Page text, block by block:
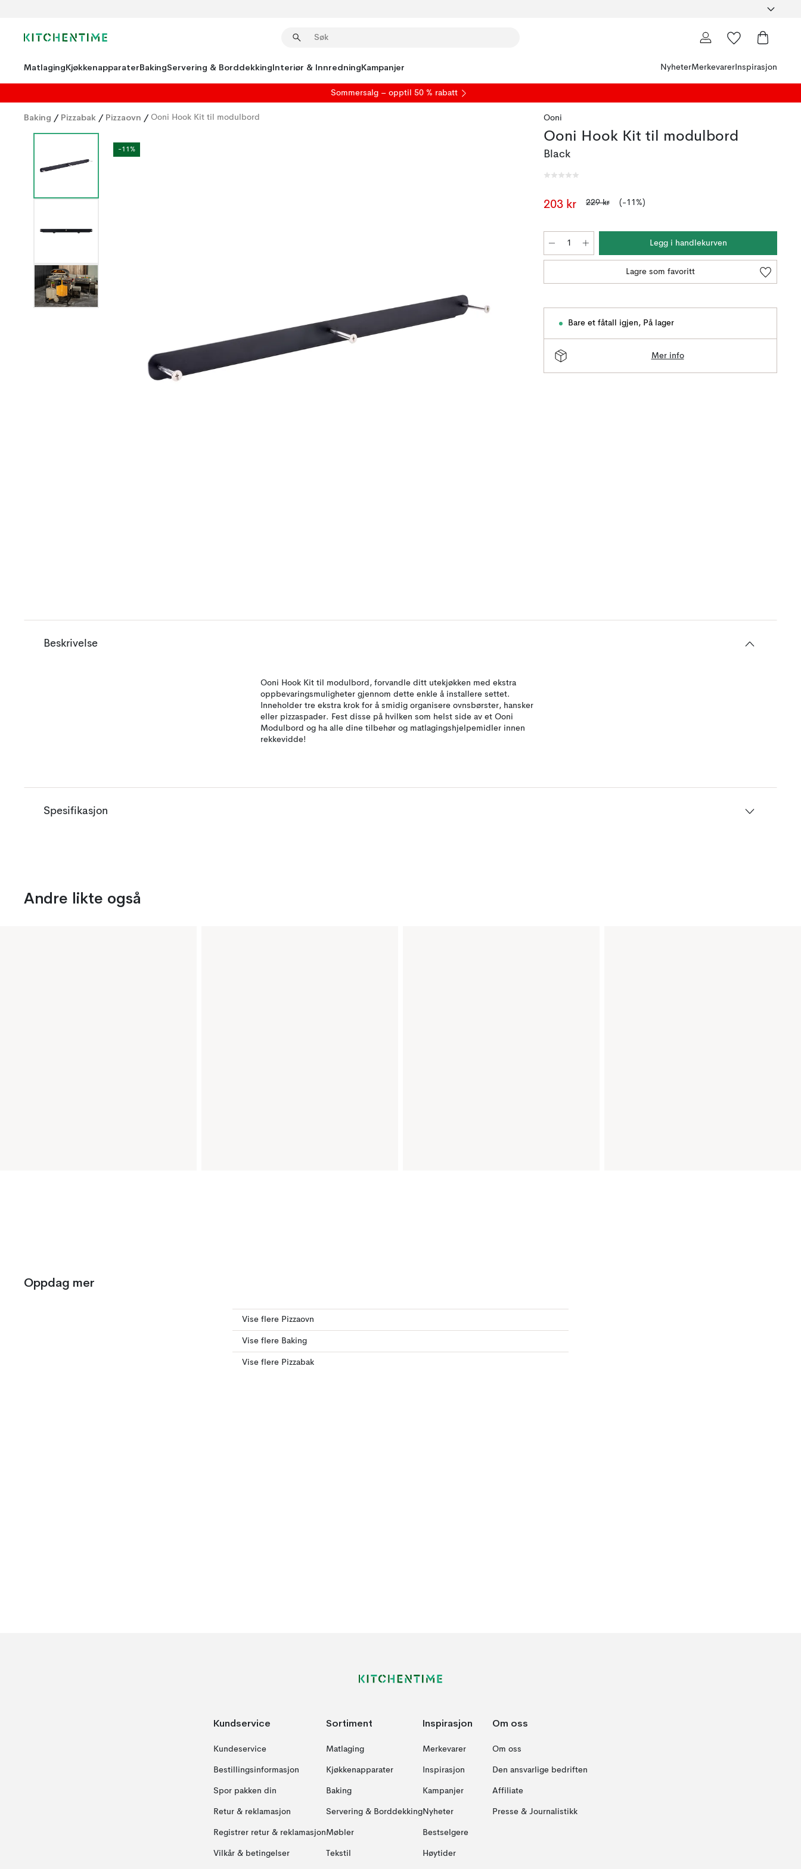
MatlagingKjøkkenapparaterBakingServering & BorddekkingInteriør & InnredningKampanjer NyheterMerkevarer Inspirasjon
Sommersalg – opptil 50 % rabatt
Baking / Pizzabak / Pizzaovn / Ooni Hook Kit til modulbord
-11%
Ooni
Ooni Hook Kit til modulbord
Black
203 kr 229 kr (-11%)
Legg i handlekurven
Lagre som favoritt
Bare et fåtall igjen, På lager
Mer info
Beskrivelse
Ooni Hook Kit til modulbord, forvandle ditt utekjøkken med ekstra
oppbevaringsmuligheter gjennom dette enkle å installere settet.
Inneholder tre ekstra krok for å smidig organisere ovnsbørster, hansker
eller pizzaspader. Fest disse på hvilken som helst side av et Ooni
Modulbord og ha alle dine tilbehør og matlagingshjelpemidler innen
rekkevidde!
Spesifikasjon
Andre likte også
Oppdag mer
Vise flere Pizzaovn
Vise flere Baking
Vise flere Pizzabak
Kundservice
Kundeservice
Bestillingsinformasjon
Spor pakken din
Retur & reklamasjon
Registrer retur & reklamasjon
Vilkår & betingelser
Sortiment
Matlaging
Kjøkkenapparater
Baking
Servering & Borddekking
Møbler
Tekstil
Inspirasjon
Merkevarer
Inspirasjon
Kampanjer
Nyheter
Bestselgere
Høytider
Om oss
Om oss
Den ansvarlige bedriften
Affiliate
Presse & Journalistikk